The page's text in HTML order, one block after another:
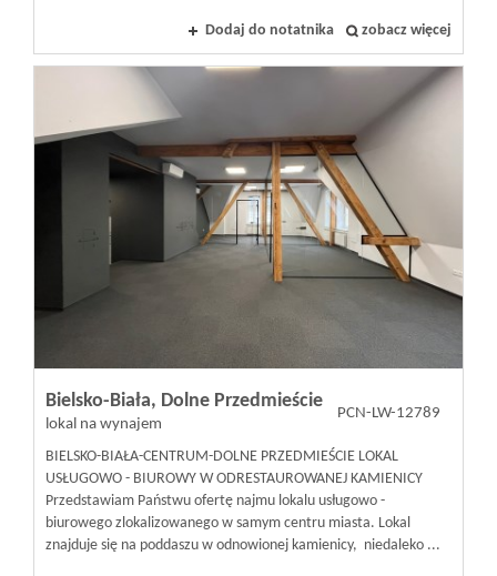
Dodaj do notatnika zobacz więcej
Bielsko-Biała, Dolne Przedmieście
lokal na wynajem
PCN-LW-12789
BIELSKO-BIAŁA-CENTRUM-DOLNE PRZEDMIEŚCIE LOKAL
USŁUGOWO - BIUROWY W ODRESTAUROWANEJ KAMIENICY
Przedstawiam Państwu ofertę najmu lokalu usługowo -
biurowego zlokalizowanego w samym centru miasta. Lokal
znajduje się na poddaszu w odnowionej kamienicy, niedaleko ...